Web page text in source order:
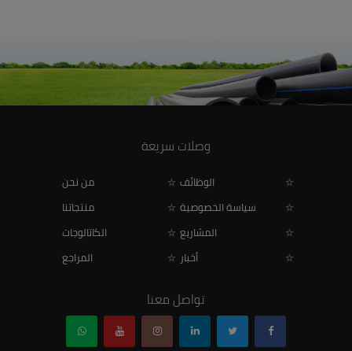
وصلات سريعة
من نحن
الوظائف
منتجاتنا
سياسة الخصوصية
الكاتالوجات
المشاريع
المراجع
أخبار
تواصل معنا